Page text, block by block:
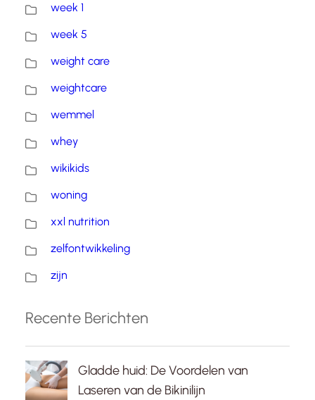
week 1
week 5
weight care
weightcare
wemmel
whey
wikikids
woning
xxl nutrition
zelfontwikkeling
zijn
Recente Berichten
Gladde huid: De Voordelen van
Laseren van de Bikinilijn